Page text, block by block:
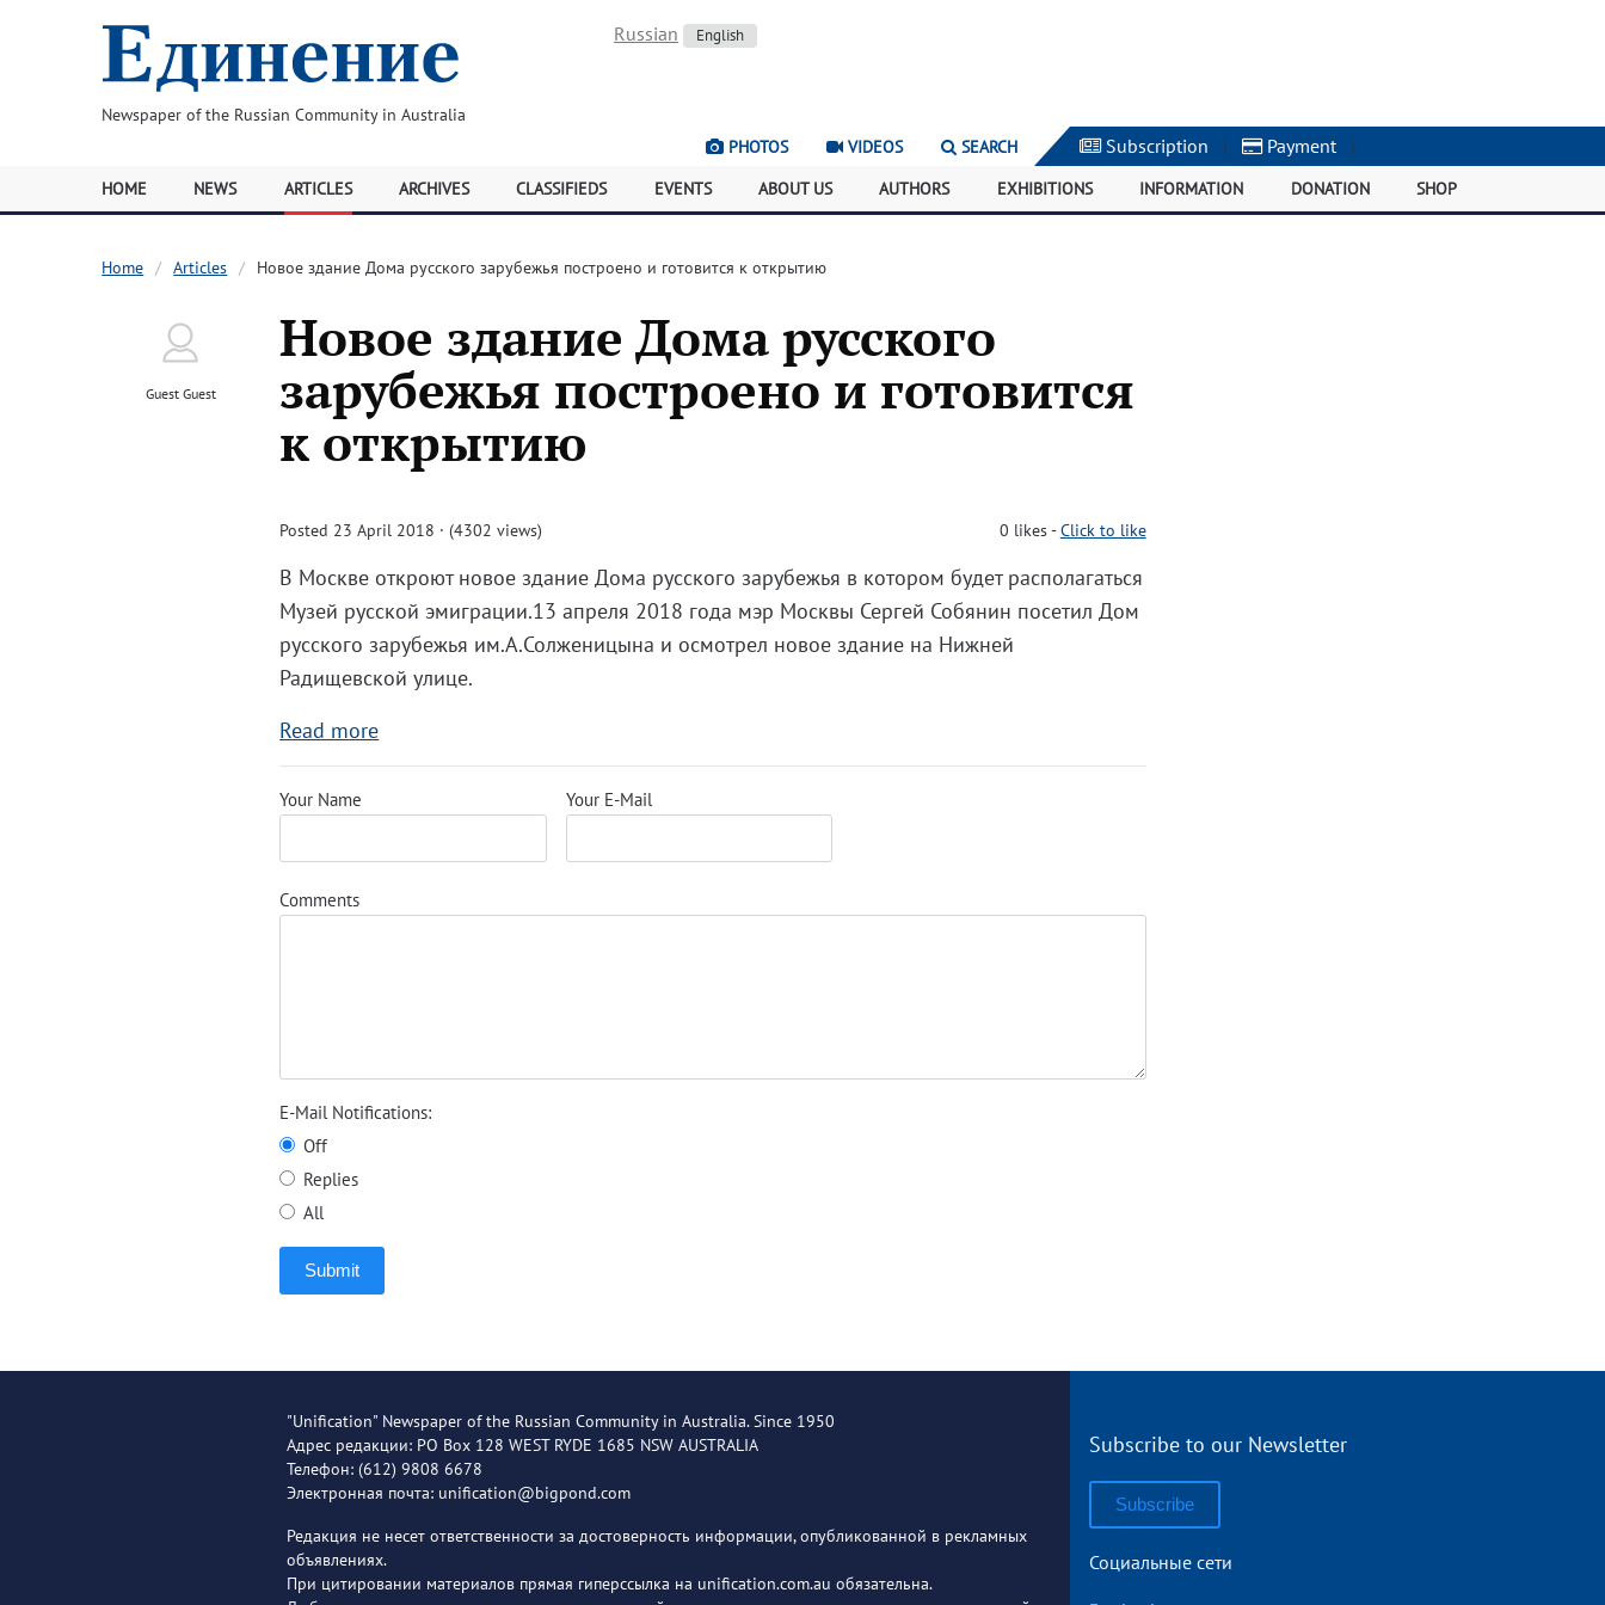
Newspaper of the Russian Community in Australia
Russian English
PHOTOS VIDEOS SEARCH Subscription | Payment |
HOME NEWS ARTICLES ARCHIVES CLASSIFIEDS EVENTS ABOUT US AUTHORS EXHIBITIONS INFORMATION DONATION SHOP
Home Articles Новое здание Дома русского зарубежья построено и готовится к открытию
Guest Guest
Новое здание Дома русского
зарубежья построено и готовится
к открытию
Posted 23 April 2018 · (4302 views) 0 likes-Click to like
В Москве откроют новое здание Дома русского зарубежья в котором будет располагаться
Музей русской эмиграции.13 апреля 2018 года мэр Москвы Сергей Собянин посетил Дом
русского зарубежья им.А.Солженицына и осмотрел новое здание на Нижней
Радищевской улице.
Read more
Your Name Your E-Mail
Comments
E-Mail Notifications:
Off
Replies
All
Submit
"Unification" Newspaper of the Russian Community in Australia. Since 1950
Адрес редакции: PO Box 128 WEST RYDE 1685 NSW AUSTRALIA
Телефон: (612) 9808 6678
Электронная почта: unification@bigpond.com
Редакция не несет ответственности за достоверность информации, опубликованной в рекламных
объявлениях.
При цитировании материалов прямая гиперссылка на unification.com.au обязательна.
Subscribe to our Newsletter
Subscribe
Социальные сети